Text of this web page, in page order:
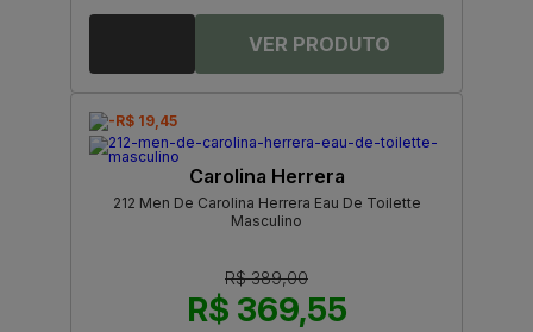
-R$ 19,45
Carolina Herrera
212 Men De Carolina Herrera Eau De Toilette
Masculino
R$ 389,00
R$ 369,55